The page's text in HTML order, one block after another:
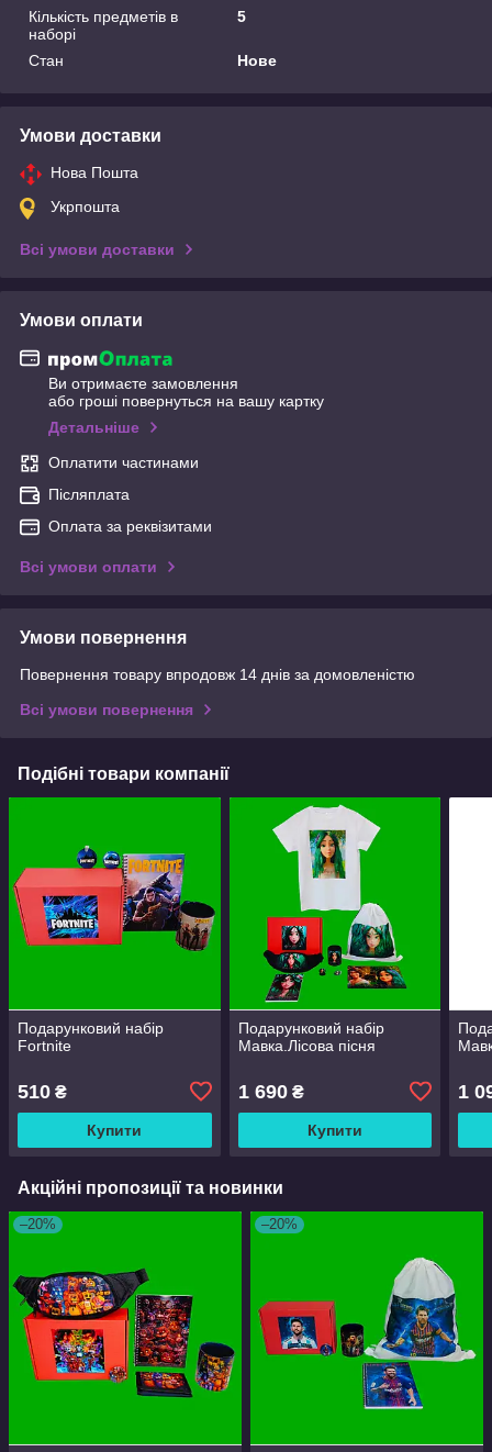
Кількість предметів в
наборі
5
Стан Нове
Умови доставки
Нова Пошта
Укрпошта
Всі умови доставки
Умови оплати
Ви отримаєте замовлення
або гроші повернуться на вашу картку
Детальніше
Оплатити частинами
Післяплата
Оплата за реквізитами
Всі умови оплати
Умови повернення
Повернення товару впродовж 14 днів за домовленістю
Всі умови повернення
Подібні товари компанії
Подарунковий набір
Fortnite
510 ₴
Купити
Подарунковий набір
Мавка.Лісова пісня
1 690₴
Купити
1
Акційні пропозиції та новинки
–20% –20%